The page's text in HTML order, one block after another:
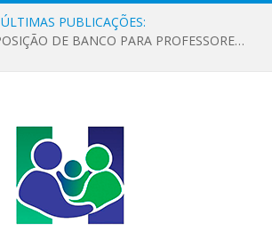
ÚLTIMAS PUBLICAÇÕES:
SELEÇÃO E COMPOSIÇÃO DE BANCO PARA PROFESSORES ALFABETIZADORES NO ÂMBITO DO PROGRAMA BRASIL ALFABETIZADO – PBA NOVO CICLO